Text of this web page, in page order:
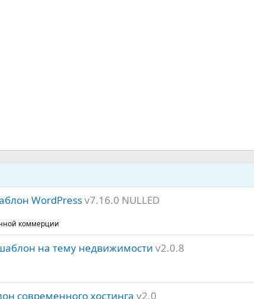
WordPressv7.16.0 NULLED
коммерции
на тему недвижимости v2.0.8
современного хостинга v2.0